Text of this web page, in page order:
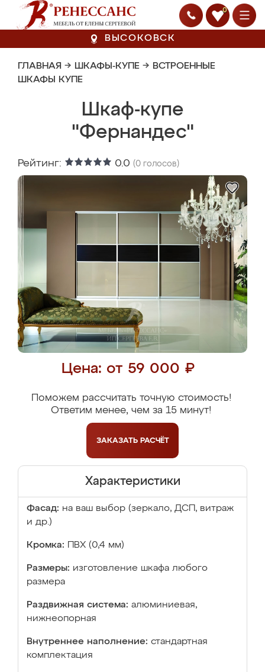
0
ВЫСОКОВСК
ГЛАВНАЯ → ШКАФЫ-КУПЕ → ВСТРОЕННЫЕ
ШКАФЫ КУПЕ
Шкаф-купе
"Фернандес"
Рейтинг: 0.0 (0 голосов)
Цена: от 59 000 ₽
Поможем рассчитать точную стоимость!
Ответим менее, чем за 15 минут!
ЗАКАЗАТЬ РАСЧЁТ
Характеристики
Фасад: на ваш выбор (зеркало, ДСП, витраж
и др.)
Кромка: ПВХ (0,4 мм)
Размеры: изготовление шкафа любого
размера
Раздвижная система: алюминиевая,
нижнеопорная
Внутреннее наполнение: стандартная
комплектация